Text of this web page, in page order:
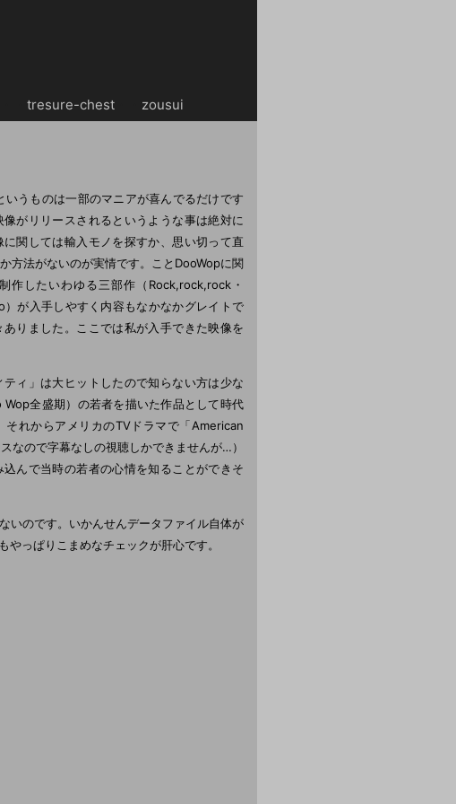
tresure-chest・・ zousui
うものは一部のマニアが喜んでるだけです
がリリースされるというような事は絶対に
関しては輸入モノを探すか、思い切って直
方法がないのが実情です。ことDooWopに関
作したいわゆる三部作（Rock,rock,rock・
が入手しやすく内容もなかなかグレイトで
りました。ここでは私が入手できた映像を
ィ」は大ヒットしたので知らない方は少な
全盛期）の若者を描いた作品として時代
それからアメリカのTVドラマで「American
なので字幕なしの視聴しかできませんが…）
んで当時の若者の心情を知ることができそ
いのです。いかんせんデータファイル自体が
っぱりこまめなチェックが肝心です。